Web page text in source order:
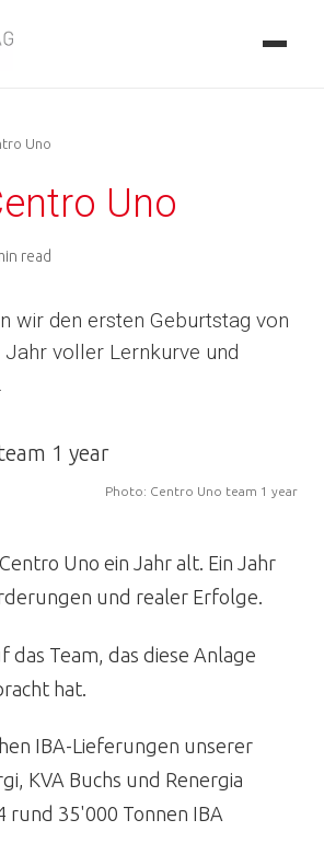
Uno
Uno
read
wir den ersten Geburtstag von
Jahr voller Lernkurve und
Photo: Centro Uno team 1 year
Uno ein Jahr alt. Ein Jahr
und realer Erfolge.
das Team, das diese Anlage
hat.
IBA-Lieferungen unserer
KVA Buchs und Renergia
rund 35'000 Tonnen IBA